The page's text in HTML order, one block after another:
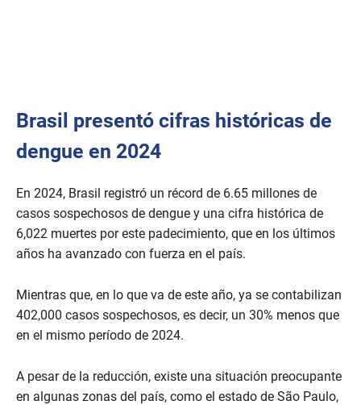
Brasil presentó cifras históricas de
dengue en 2024
En 2024, Brasil registró un récord de 6.65 millones de
casos sospechosos de dengue y una cifra histórica de
6,022 muertes por este padecimiento, que en los últimos
años ha avanzado con fuerza en el país.
Mientras que, en lo que va de este año, ya se contabilizan
402,000 casos sospechosos, es decir, un 30% menos que
en el mismo período de 2024.
A pesar de la reducción, existe una situación preocupante
en algunas zonas del país, como el estado de São Paulo,